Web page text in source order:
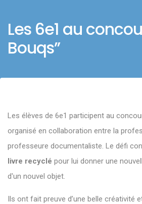
Les 6e1 au
Bouqs”
Les élèves de 6e1 participent au
organisé en collaboration entre la
professeure documentaliste. Le défi
livre recyclé pour lui donner une
d'un nouvel objet.
Ils ont fait preuve d’une belle créativité